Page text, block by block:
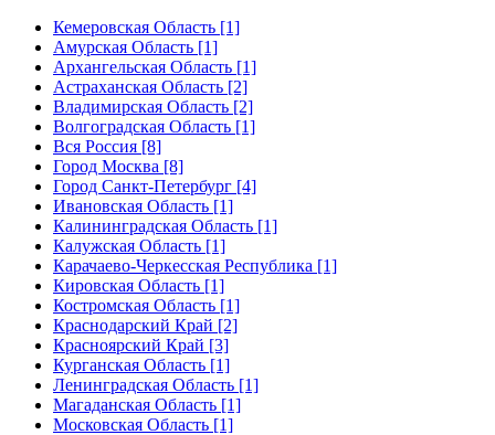
Кемеровская Область [1]
Амурская Область [1]
Архангельская Область [1]
Астраханская Область [2]
Владимирская Область [2]
Волгоградская Область [1]
Вся Россия [8]
Город Москва [8]
Город Санкт-Петербург [4]
Ивановская Область [1]
Калининградская Область [1]
Калужская Область [1]
Карачаево-Черкесская Республика [1]
Кировская Область [1]
Костромская Область [1]
Краснодарский Край [2]
Красноярский Край [3]
Курганская Область [1]
Ленинградская Область [1]
Магаданская Область [1]
Московская Область [1]